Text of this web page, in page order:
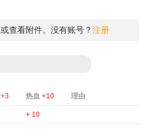
查看附件。没有账号？注册
+3 热血 +10 理由
+ 10